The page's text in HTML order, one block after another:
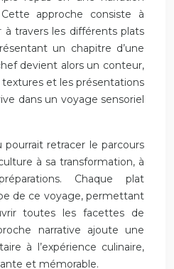
approche consiste à
travers les différents plats
un chapitre d’une
devient alors un conteur,
textures et les présentations
dans un voyage sensoriel
retracer le parcours
à sa transformation, à
Chaque plat
de ce voyage, permettant
toutes les facettes de
narrative ajoute une
à l’expérience culinaire,
et mémorable.